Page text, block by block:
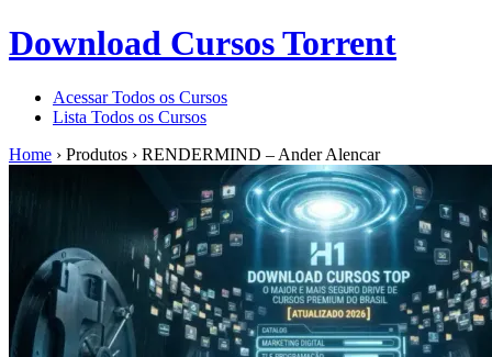
Download Cursos Torrent
Acessar Todos os Cursos
Lista Todos os Cursos
Home › Produtos › RENDERMIND – Ander Alencar